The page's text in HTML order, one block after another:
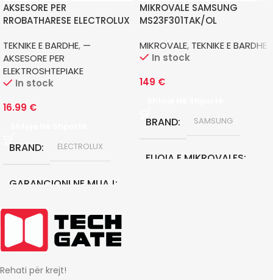
AKSESORE PER
RROBATHARESE ELECTROLUX
TEKNIKE E BARDHE, —
AKSESORE PER
ELEKTROSHTEPIAKE
In stock
16.99 €
BRAND ELECTROLUX
GARANCIONI NE MUAJ
24
MIKROVALE SAMSUNG
MS23F301TAK/OL
MIKROVALE, TEKNIKE E BARDHE
In stock
149 €
BRAND SAMSUNG
FUQIA E MIKROVALES
Rehati për krejt!